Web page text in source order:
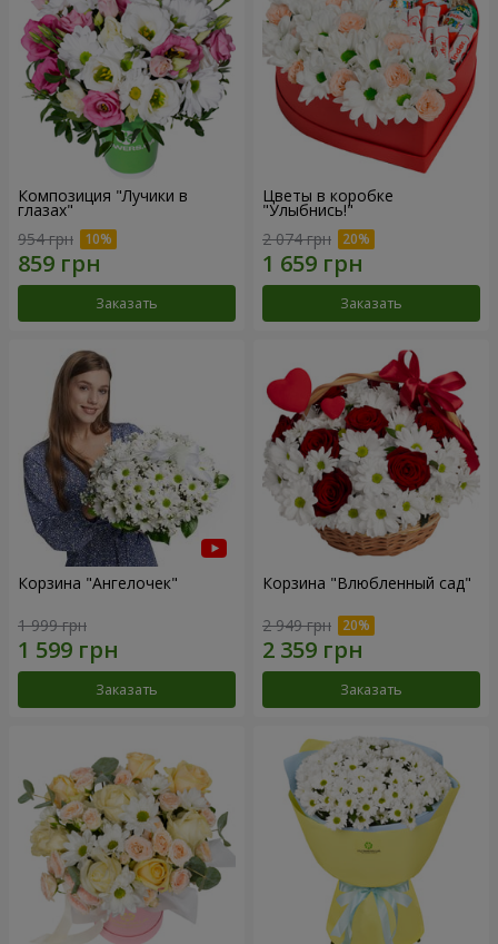
Композиция "Лучики в
глазах"
954 грн
Заказать
Цветы в коробке
"Улыбнись!"
2 074 грн
Заказать
Корзина "Ангелочек"
1 999 грн
Заказать
Корзина "Влюбленный сад"
2 949 грн
Заказать